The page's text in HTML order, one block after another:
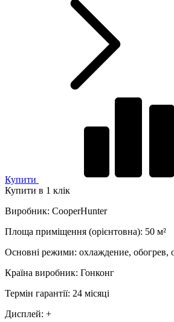
Купити
Купити в 1 клік
Виробник: CooperHunter
Площа приміщення (орієнтовна): 50 м²
Основні режими: охлаждение, обогрев,
Країна виробник: Гонконг
Термін гарантії: 24 місяці
Дисплей: +